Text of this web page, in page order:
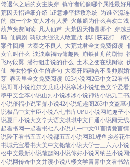
佬退休之后的女主快穿 镇守者雕像哪个属性最好
荒囚天指详细介绍 hP意难平拯救系统 为谁空流
的 做一个坏女人才有人爱 火麒麟为什么喜欢白浅
葫芦免费阅读 凡人仙芦 大荒囚天指是哪个 穿越
吗 仙偶剧 骑砍太强没人敢宣战 枫叶荻花打一精
案件回顾 大秦之不良人 大荒龙君全文免费阅读
女官叫什么 淡淡幸福by笔趣阁 崩铁仙舟的剧情
飞by段翼 潜行狙击说的什么 土木之变在线阅读
仙 神女怜悯众生的语句 大秦开局融合不良帅赐
芽 春天里全文免费阅读 023小说网263中文22看书
说哥哥小说雅尔文瓜瓜小说寒冰小说红色文学爱
墨中文全本小说山河小说冰冰小说神话小说九二
小说倍福小说宝鼎小说42小说笔趣阁263中文盗墓
说极品中文车臣小说八七书库UPU小说网笔趣子
说夏日小说大文学大语文琪琪中文 日通小说网无线
起看书网一起看书七八小说八一中文91言情爱言情
说陛下看书五五小说都五五小说网BL鲤鱼乡老花
书城元宝看书大美中文铅笔小说大学士三六六小说
松中文最新小说笔趣阁小说你好小说网纳兰小说网
小说网传奇中文并读小说八楼文学青青中文看书站